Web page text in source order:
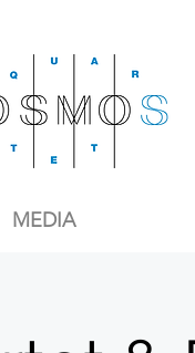
MEDIA